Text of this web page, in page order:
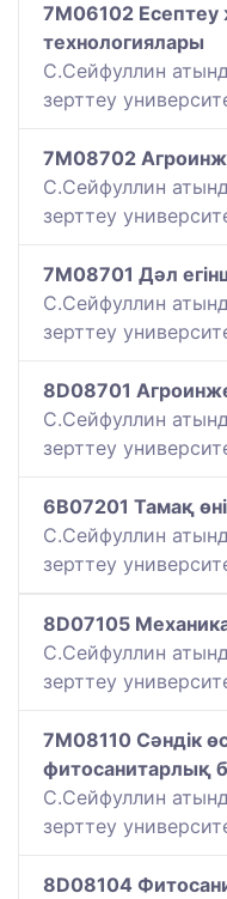
7M06102 Есептеу
технологиялары
С.Сейфуллин
зерттеу
7M08702
С.Сейфуллин
зерттеу
7M08701 Дәл
С.Сейфуллин
зерттеу
8D08701
С.Сейфуллин
зерттеу
6B07201 Тамақ
С.Сейфуллин
зерттеу
8D07105
С.Сейфуллин
зерттеу
7M08110 Сәндік
фитосанитарлық
С.Сейфуллин
зерттеу
8D08104